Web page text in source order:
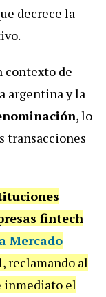
decrece la
contexto de
argentina y la
, lo
transacciones
fintech
Mercado
reclamando al
inmediato el